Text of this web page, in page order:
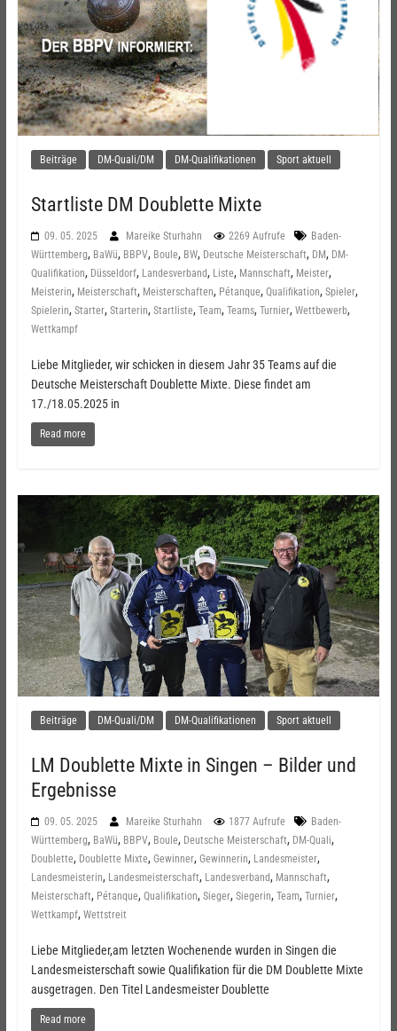
Beiträge DM-Quali/DM DM-Qualifikationen Sport aktuell
Startliste DM Doublette Mixte
09. 05. 2025 Mareike Sturhahn 2269 Aufrufe
Baden-
Württemberg, BaWü, BBPV, Boule, BW, Deutsche Meisterschaft, DM, DM-
Qualifikation, Düsseldorf, Landesverband, Liste, Mannschaft, Meister,
Meisterin, Meisterschaft, Meisterschaften, Pétanque, Qualifikation, Spieler,
Spielerin, Starter, Starterin, Startliste, Team, Teams, Turnier, Wettbewerb,
Wettkampf
Liebe Mitglieder, wir schicken in diesem Jahr 35 Teams auf die
Deutsche Meisterschaft Doublette Mixte. Diese findet am
17./18.05.2025 in
Read more
Beiträge DM-Quali/DM DM-Qualifikationen Sport aktuell
LM Doublette Mixte in Singen – Bilder und
Ergebnisse
09. 05. 2025 Mareike Sturhahn 1877 Aufrufe
Baden-
Württemberg, BaWü, BBPV, Boule, Deutsche Meisterschaft, DM-Quali,
Doublette, Doublette Mixte, Gewinner, Gewinnerin, Landesmeister,
Landesmeisterin, Landesmeisterschaft, Landesverband, Mannschaft,
Meisterschaft, Pétanque, Qualifikation, Sieger, Siegerin, Team, Turnier,
Wettkampf, Wettstreit
Liebe Mitglieder,am letzten Wochenende wurden in Singen die
Landesmeisterschaft sowie Qualifikation für die DM Doublette Mixte
ausgetragen. Den Titel Landesmeister Doublette
Read more